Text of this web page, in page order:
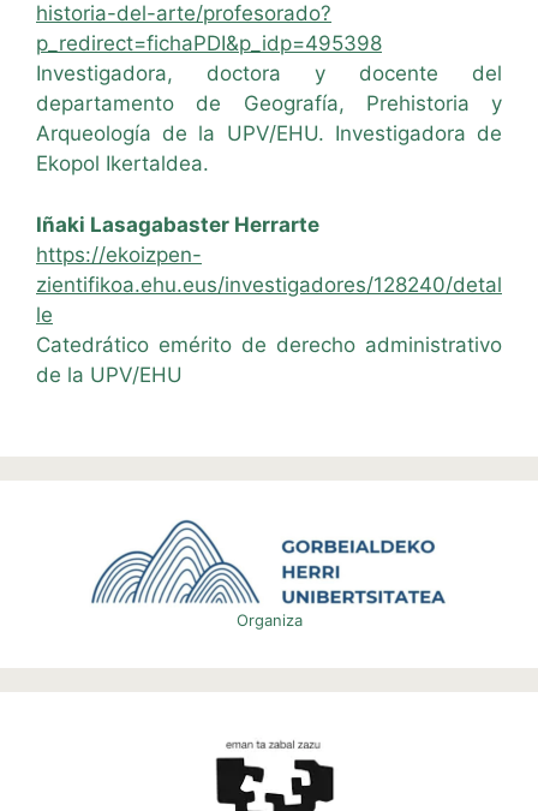
historia-del-arte/profesorado?
p_redirect=fichaPDI&p_idp=495398
Investigadora, doctora y docente del
departamento de Geografía, Prehistoria y
Arqueología de la UPV/EHU. Investigadora de
Ekopol Ikertaldea.
Iñaki Lasagabaster Herrarte
https://ekoizpen-
zientifikoa.ehu.eus/investigadores/128240/detal
le
Catedrático emérito de derecho administrativo
de la UPV/EHU
Organiza